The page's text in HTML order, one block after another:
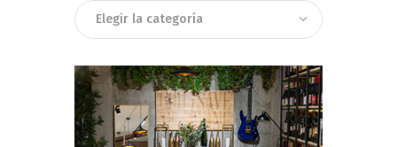
Categorias